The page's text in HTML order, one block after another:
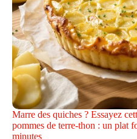
Marre des quiches ? Essayez
pommes de terre-thon : un plat
minutes